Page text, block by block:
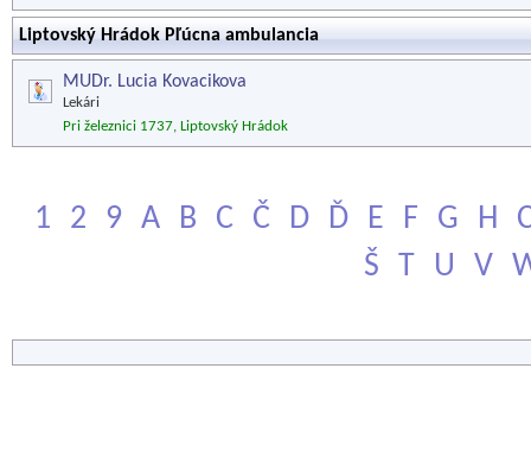
Liptovský Hrádok Pľúcna ambulancia
MUDr. Lucia Kovacikova
Lekári
Pri železnici 1737, Liptovský Hrádok
1 2 9 A B C Č D Ď E F G H
Š
T U V